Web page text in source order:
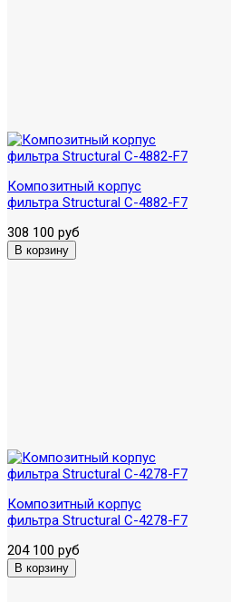
Композитный корпус
фильтра Structural C-4882-F7
308 100 руб
Композитный корпус
фильтра Structural C-4278-F7
204 100 руб